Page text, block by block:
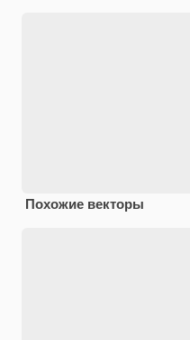
Похожие векторы